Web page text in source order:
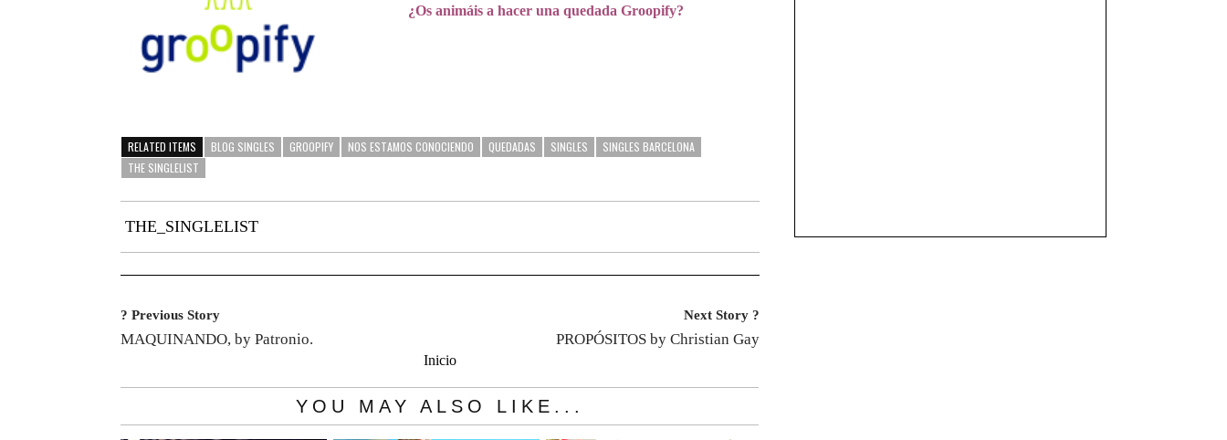
¿Os animáis a hacer una quedada Groopify?
RELATED ITEMS BLOG SINGLES GROOPIFY NOS ESTAMOS CONOCIENDO QUEDADAS SINGLES
SINGLES BARCELONA
THE SINGLELIST
THE_SINGLELIST
? Previous Story
MAQUINANDO, by Patronio.
Next Story ?
PROPÓSITOS by Christian Gay
Inicio
YOU MAY ALSO LIKE...